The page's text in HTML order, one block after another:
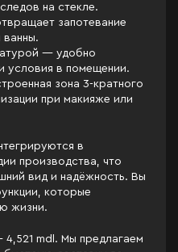
на стекле.
запотевание
ванны.
— удобно
условия в помещении.
зона 3-кратного
при макияже или
в
производства, что
вид и надёжность. Вы
которые
жизни.
mdl. Мы предлагаем